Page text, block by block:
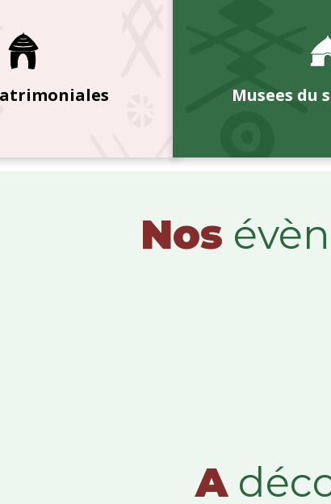
Musees du
Nos
A